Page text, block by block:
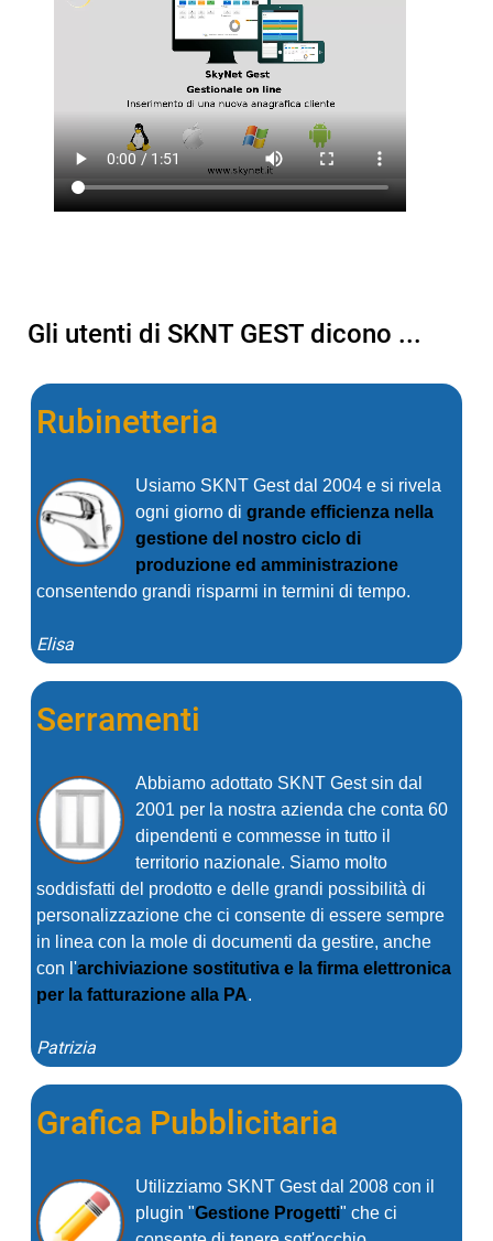
Gli utenti di SKNT GEST dicono ...
Rubinetteria
Usiamo SKNT Gest dal 2004 e si rivela
ogni giorno di grande efficienza nella
gestione del nostro ciclo di
produzione ed amministrazione
consentendo grandi risparmi in termini di tempo.
Elisa
Serramenti
Abbiamo adottato SKNT Gest sin dal
2001 per la nostra azienda che conta 60
dipendenti e commesse in tutto il
territorio nazionale. Siamo molto
soddisfatti del prodotto e delle grandi possibilità di
personalizzazione che ci consente di essere sempre
in linea con la mole di documenti da gestire, anche
con l'archiviazione sostitutiva e la firma elettronica
per la fatturazione alla PA.
Patrizia
Grafica Pubblicitaria
Utilizziamo SKNT Gest dal 2008 con il
plugin "Gestione Progetti" che ci